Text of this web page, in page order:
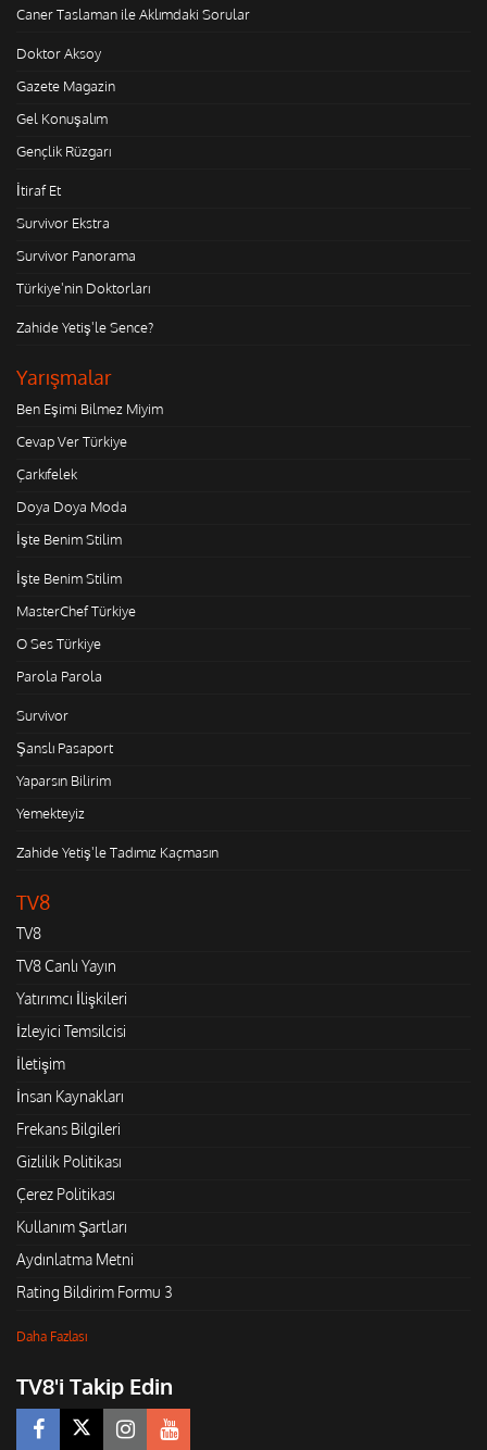
Caner Taslaman ile Aklımdaki Sorular
Doktor Aksoy
Gazete Magazin
Gel Konuşalım
Gençlik Rüzgarı
İtiraf Et
Survivor Ekstra
Survivor Panorama
Türkiye'nin Doktorları
Zahide Yetiş'le Sence?
Yarışmalar
Ben Eşimi Bilmez Miyim
Cevap Ver Türkiye
Çarkıfelek
Doya Doya Moda
İşte Benim Stilim
İşte Benim Stilim
MasterChef Türkiye
O Ses Türkiye
Parola Parola
Survivor
Şanslı Pasaport
Yaparsın Bilirim
Yemekteyiz
Zahide Yetiş'le Tadımız Kaçmasın
TV8
TV8
TV8 Canlı Yayın
Yatırımcı İlişkileri
İzleyici Temsilcisi
İletişim
İnsan Kaynakları
Frekans Bilgileri
Gizlilik Politikası
Çerez Politikası
Kullanım Şartları
Aydınlatma Metni
Rating Bildirim Formu 3
Daha Fazlası
TV8'i Takip Edin